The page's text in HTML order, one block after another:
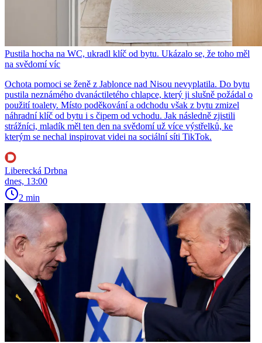
Pustila hocha na WC, ukradl klíč od bytu. Ukázalo se, že toho měl
na svědomí víc
Ochota pomoci se ženě z Jablonce nad Nisou nevyplatila. Do bytu
pustila neznámého dvanáctiletého chlapce, který ji slušně požádal o
použití toalety. Místo poděkování a odchodu však z bytu zmizel
náhradní klíč od bytu i s čipem od vchodu. Jak následně zjistili
strážníci, mladík měl ten den na svědomí už více výstřelků, ke
kterým se nechal inspirovat videi na sociální síti TikTok.
Liberecká Drbna
dnes, 13:00
2 min